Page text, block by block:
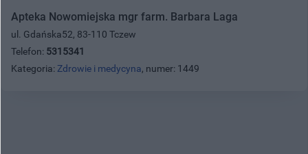
Apteka Nowomiejska mgr farm. Barbara Laga
ul. Gdańska52, 83-110 Tczew
Telefon: 5315341
Kategoria: Zdrowie i medycyna, numer: 1449